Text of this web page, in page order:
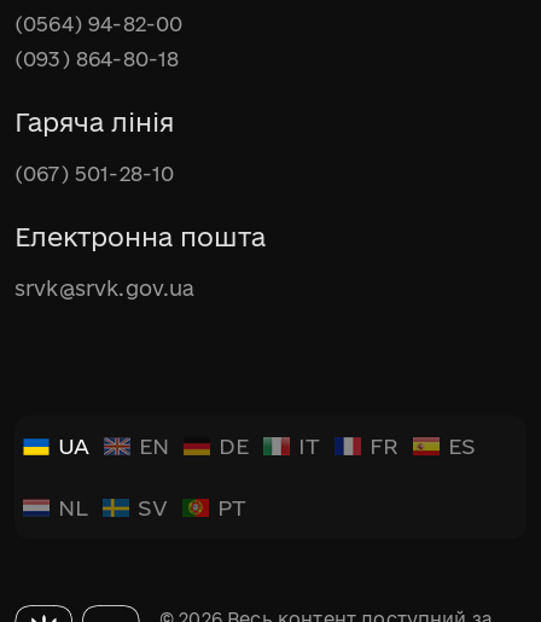
(0564) 94-82-00
(093) 864-80-18
Гаряча лінія
(067) 501-28-10
Електронна пошта
srvk@srvk.gov.ua
UA EN DE IT FR ES
NL SV PT